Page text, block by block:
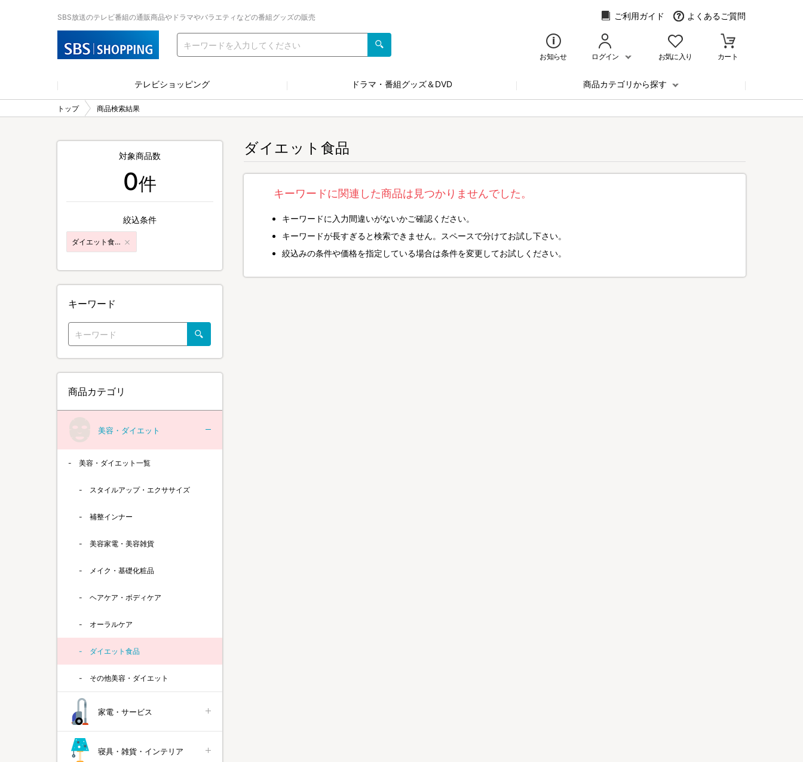
SBS放送のテレビ番組の通販商品やドラマやバラエティなどの番組グッズの販売 ご利用ガイド よくあるご質問
お知らせ ログイン お気に入り カート
テレビショッピング ドラマ・番組グッズ＆DVD 商品カテゴリから探す
トップ 商品検索結果
ダイエット食品
キーワードに関連した商品は見つかりませんでした。
キーワードに入力間違いがないかご確認ください。
キーワードが長すぎると検索できません。スペースで分けてお試し下さい。
絞込みの条件や価格を指定している場合は条件を変更してお試しください。
対象商品数
0件
絞込条件
ダイエット食品
キーワード
商品カテゴリ
美容・ダイエット
美容・ダイエット一覧
スタイルアップ・エクササイズ
補整インナー
美容家電・美容雑貨
メイク・基礎化粧品
ヘアケア・ボディケア
オーラルケア
ダイエット食品
その他美容・ダイエット
家電・サービス
寝具・雑貨・インテリア